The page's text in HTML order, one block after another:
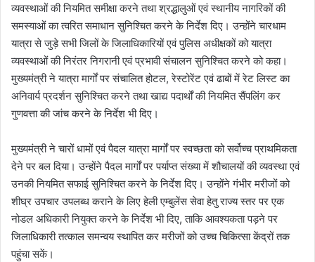
व्यवस्थाओं की नियमित समीक्षा करने तथा श्रद्धालुओं एवं स्थानीय नागरिकों की
समस्याओं का त्वरित समाधान सुनिश्चित करने के निर्देश दिए। उन्होंने चारधाम
यात्रा से जुड़े सभी जिलों के जिलाधिकारियों एवं पुलिस अधीक्षकों को यात्रा
व्यवस्थाओं की निरंतर निगरानी एवं प्रभावी संचालन सुनिश्चित करने को कहा।
मुख्यमंत्री ने यात्रा मार्गों पर संचालित होटल, रेस्टोरेंट एवं ढाबों में रेट लिस्ट का
अनिवार्य प्रदर्शन सुनिश्चित करने तथा खाद्य पदार्थों की नियमित सैंपलिंग कर
गुणवत्ता की जांच करने के निर्देश भी दिए।
मुख्यमंत्री ने चारों धामों एवं पैदल यात्रा मार्गों पर स्वच्छता को सर्वोच्च प्राथमिकता
देने पर बल दिया। उन्होंने पैदल मार्गों पर पर्याप्त संख्या में शौचालयों की व्यवस्था एवं
उनकी नियमित सफाई सुनिश्चित करने के निर्देश दिए। उन्होंने गंभीर मरीजों को
शीघ्र उपचार उपलब्ध कराने के लिए हेली एम्बुलेंस सेवा हेतु राज्य स्तर पर एक
नोडल अधिकारी नियुक्त करने के निर्देश भी दिए, ताकि आवश्यकता पड़ने पर
जिलाधिकारी तत्काल समन्वय स्थापित कर मरीजों को उच्च चिकित्सा केंद्रों तक
पहुंचा सकें।